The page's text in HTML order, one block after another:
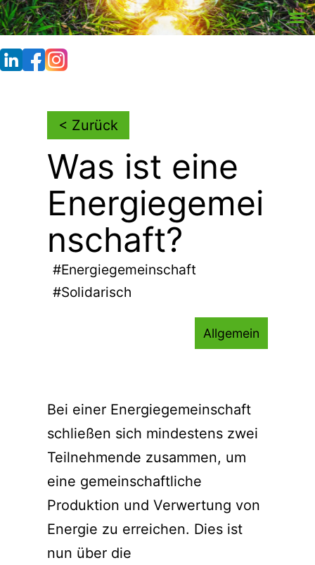
Skip
to
content
< Zurück
Was ist eine
Energiegemei
nschaft?
#Energiegemeinschaft
#Solidarisch
Allgemein
Bei einer Energiegemeinschaft
schließen sich mindestens zwei
Teilnehmende zusammen, um
eine gemeinschaftliche
Produktion und Verwertung von
Energie zu erreichen. Dies ist
nun über die